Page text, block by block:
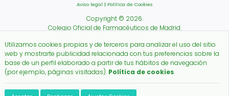
Aviso legal | Política de Cookies
Copyright © 2026.
Colegio Oficial de Farmacéuticos de Madrid.
Utilizamos cookies propias y de terceros para analizar el uso del sitio
web y mostrarte publicidad relacionada con tus preferencias sobre la
base de un perfil elaborado a partir de tus hábitos de navegación
(por ejemplo, páginas visitadas). Política de cookies.